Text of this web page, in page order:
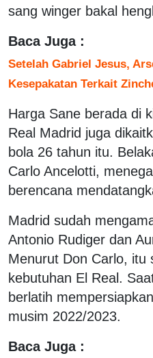
sang winger bakal
Baca Juga :
Setelah Gabriel Jesus,
Kesepakatan Terkait
Harga Sane berada di
Real Madrid juga
bola 26 tahun itu.
Carlo Ancelotti,
berencana
Madrid sudah
Antonio Rudiger dan
Menurut Don Carlo, itu
kebutuhan El Real.
berlatih
musim 2022/2023.
Baca Juga :